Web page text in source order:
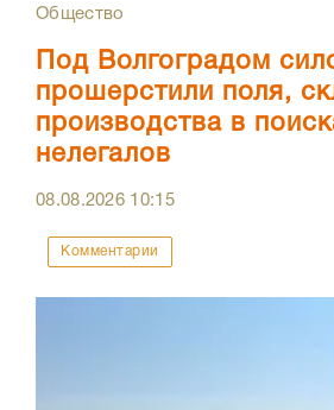
Общество
Под Волгоградом
прошерстили поля,
производства в
нелегалов
08.08.2026 10:15
Комментарии